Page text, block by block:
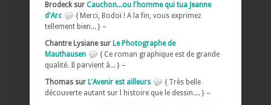
Brodeck sur Cauchon...ou l'homme qui tua Jeanne
d'Arc
{ Merci, Bodoï ! A la fin, vous exprimez
tellement bien... } –
Chantre Lysiane sur Le Photographe de
Mauthausen
{ Ce roman graphique est de grande
qualité. Il parvient à... } –
Thomas sur L'Avenir est ailleurs
{ Très belle
découverte autant sur l histoire que le dessin.... } –